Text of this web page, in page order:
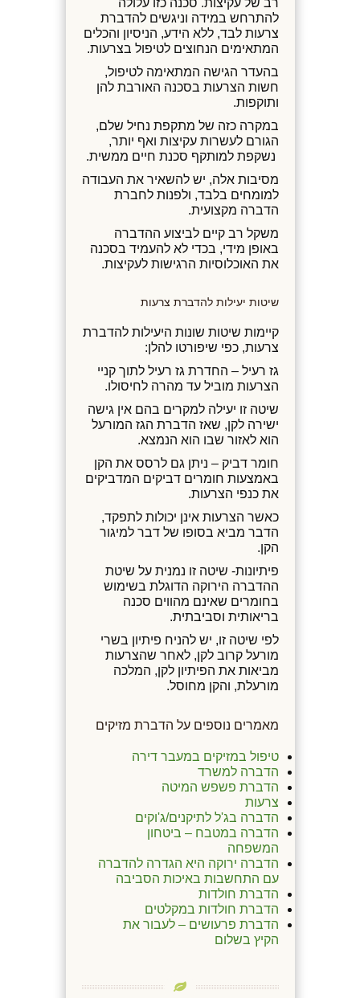
להתרחש במידה וניגשים להדברת
צרעות לבד, ללא הידע, הניסיון והכלים
המתאימים הנחוצים לטיפול בצרעות.
בהעדר הגישה המתאימה לטיפול,
חשות הצרעות בסכנה האורבת להן
ותוקפות.
במקרה כזה של מתקפת נחיל שלם,
הגורם לעשרות עקיצות ואף יותר,
נשקפת למותקף סכנת חיים ממשית.
מסיבות אלה, יש להשאיר את העבודה
למומחים בלבד, ולפנות לחברת
הדברה מקצועית.
משקל רב קיים לביצוע ההדברה
באופן מידי, בכדי לא להעמיד בסכנה
את האוכלוסיות הרגישות לעקיצות.
שיטות יעילות להדברת צרעות
קיימות שיטות שונות היעילות להדברת
צרעות, כפי שיפורטו להלן:
גז רעיל – החדרת גז רעיל לתוך קניי
הצרעות מוביל עד מהרה לחיסולו.
שיטה זו יעילה למקרים בהם אין גישה
ישירה לקן, שאז הדברת הגז המורעל
הוא לאזור שבו הוא הנמצא.
חומר דביק – ניתן גם לרסס את הקן
באמצעות חומרים דביקים המדביקים
את כנפי הצרעות.
כאשר הצרעות אינן יכולות לתפקד,
הדבר מביא בסופו של דבר למיגור
הקן.
פיתיונות- שיטה זו נמנית על שיטת
ההדברה הירוקה הדוגלת בשימוש
בחומרים שאינם מהווים סכנה
בריאותית וסביבתית.
לפי שיטה זו, יש להניח פיתיון בשרי
מורעל קרוב לקן, לאחר שהצרעות
מביאות את הפיתיון לקן, המלכה
מורעלת, והקן מחוסל.
מאמרים נוספים על הדברת מזיקים
טיפול במזיקים במעבר דירה
הדברה למשרד
הדברת פשפש המיטה
צרעות
הדברה בג'ל לתיקנים/ג'וקים
הדברה במטבח – ביטחון
המשפחה
הדברה ירוקה היא הגדרה להדברה
עם התחשבות באיכות הסביבה
הדברת חולדות
הדברת חולדות במקלטים
הדברת פרעושים – לעבור את
הקיץ בשלום